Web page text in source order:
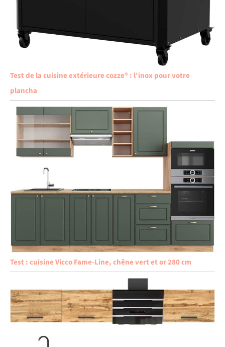
Test de la cuisine extérieure cozze® : l’inox pour votre
plancha
Test : cuisine Vicco Fame-Line, chêne vert et or 280 cm